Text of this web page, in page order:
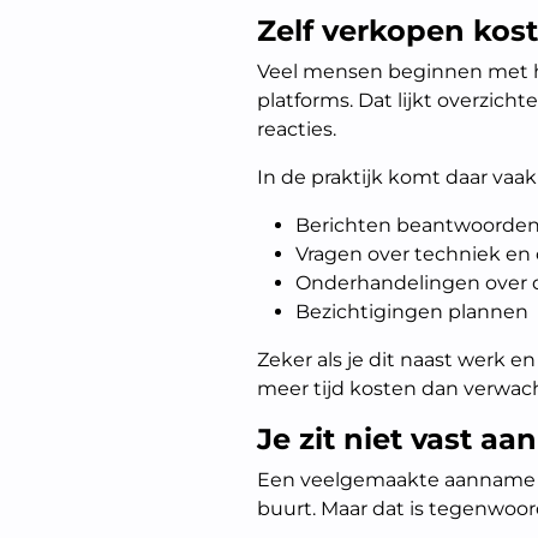
Zelf verkopen
Veel mensen beginnen met
platforms. Dat lijkt
reacties.
In de praktijk komt daar
Berichten
Vragen over techniek
Onderhandelingen over
Bezichtigingen plannen
Zeker als je dit naast werk
meer tijd kosten dan
Je zit niet vast
Een veelgemaakte
buurt. Maar dat is